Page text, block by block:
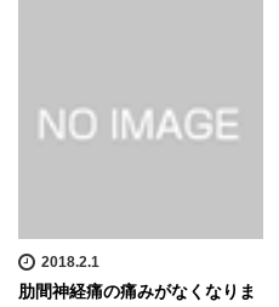
2018.2.1
肋間神経痛の痛みがなくなりま